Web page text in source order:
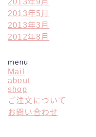
2013年9月
2013年5月
2013年3月
2012年8月
menu
Mail
about
shop
ご注文について
お問い合わせ